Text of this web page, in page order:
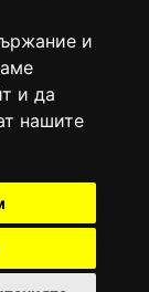
и
и да
нашите